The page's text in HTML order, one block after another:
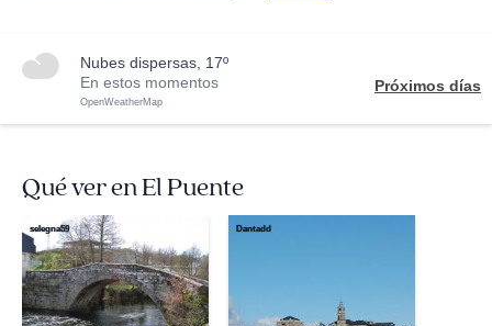
nubes dispersas, 17º
En estos momentos
OpenWeatherMap
Próximos días
Qué ver en El Puente
selegna59 Dantadd